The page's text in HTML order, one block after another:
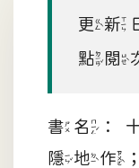
更新
點閱
書名：
隱地作